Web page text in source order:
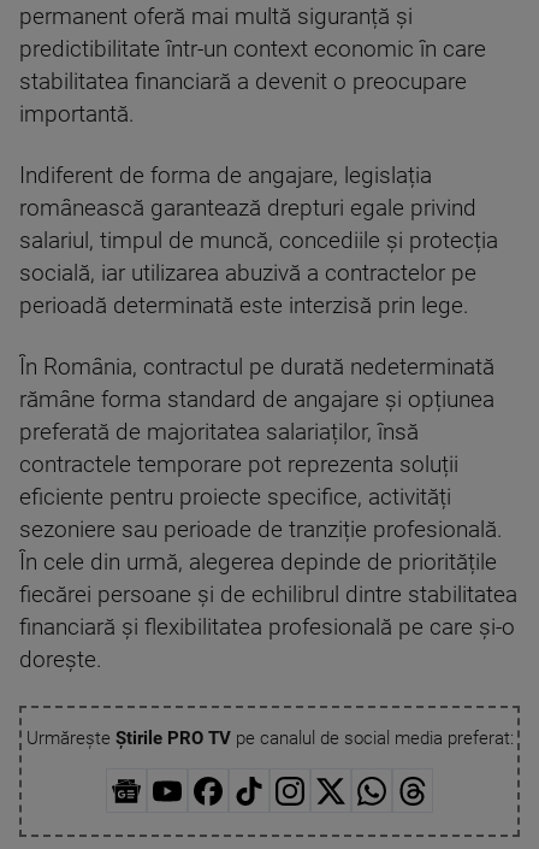
permanent oferă mai multă siguranță și
predictibilitate într-un context economic în care
stabilitatea financiară a devenit o preocupare
importantă.
Indiferent de forma de angajare, legislația
românească garantează drepturi egale privind
salariul, timpul de muncă, concediile și protecția
socială, iar utilizarea abuzivă a contractelor pe
perioadă determinată este interzisă prin lege.
În România, contractul pe durată nedeterminată
rămâne forma standard de angajare și opțiunea
preferată de majoritatea salariaților, însă
contractele temporare pot reprezenta soluții
eficiente pentru proiecte specifice, activități
sezoniere sau perioade de tranziție profesională.
În cele din urmă, alegerea depinde de prioritățile
fiecărei persoane și de echilibrul dintre stabilitatea
financiară și flexibilitatea profesională pe care și-o
dorește.
Urmărește Știrile PRO TVpe canalul de social media preferat: